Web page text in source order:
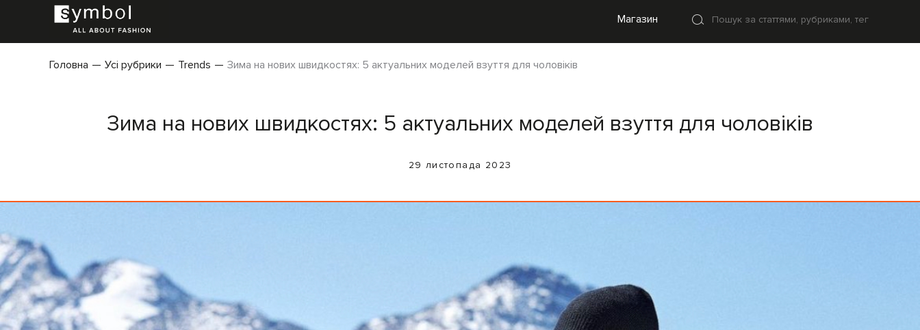
Магазин
Головна Усі рубрики Trends Зима на нових швидкостях: 5 актуальних моделей взуття для чоловіків
Зима на нових швидкостях: 5 актуальних моделей взуття для чоловіків
29 листопада 2023